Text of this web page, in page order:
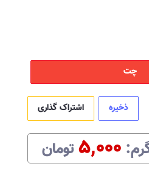
چت
ذخیره اشتراک گذاری
:‌ ۵,۰۰۰تومان